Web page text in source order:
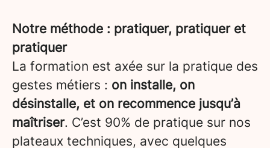
Notre méthode : pratiquer, pratiquer et
pratiquer
La formation est axée sur la pratique des
gestes métiers : on installe, on
désinstalle, et on recommence jusqu’à
maîtriser. C’est 90% de pratique sur nos
plateaux techniques, avec quelques